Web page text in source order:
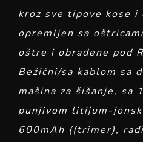
kroz sve tipove kose i
opremljen sa
oštre i obrađene pod
Bežični/sa kablom sa
mašina za šišanje, sa
punjivom litijum-
600mAh ((trimer),